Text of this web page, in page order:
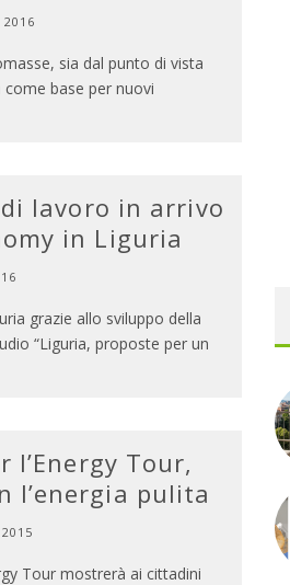
sia dal punto di vista
base per nuovi
lavoro in arrivo
in Liguria
grazie allo sviluppo della
“Liguria, proposte per un
Tour,
l’energia pulita
Tour mostrerà ai cittadini